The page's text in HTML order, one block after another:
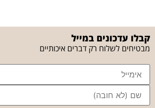
קבלו עדכונים במייל
מבטיחים לשלוח רק דברים איכותיים